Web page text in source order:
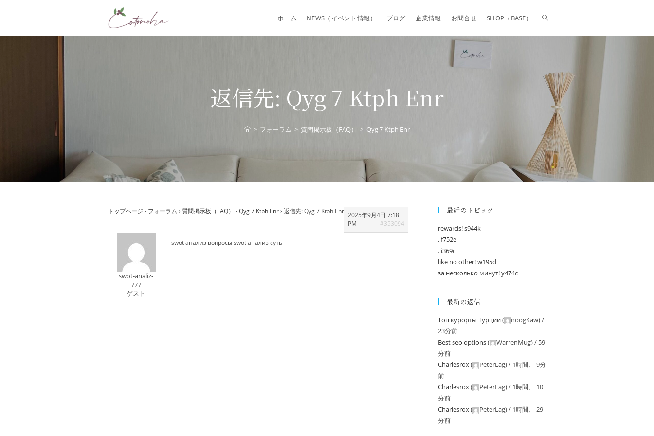
ホーム NEWS（イベント情報） ブログ 企業情報 お問合せ SHOP（BASE）
返信先: Qyg 7 Ktph Enr
> フォーラム > 質問掲示板（FAQ） > Qyg 7 Ktph Enr
トップページ › フォーラム › 質問掲示板（FAQ） › Qyg 7 Ktph Enr› 返信先: Qyg 7 Ktph Enr 2025年9月4日 7:18
PM
#353094
swot-analiz-
777
ゲスト
swot анализ вопросыswot анализ суть
最近のトピック
rewards! s944k
. f752e
. i369c
like no other! w195d
за несколько минут! y474c
最新の返信
Tоп курорты Tурции( noogKaw) /
23分前
Best seo options( WarrenMug) / 59
分前
Charlesrox( PeterLag) / 1時間、 9分
前
Charlesrox( PeterLag) / 1時間、 10
分前
Charlesrox( PeterLag) / 1時間、 29
分前